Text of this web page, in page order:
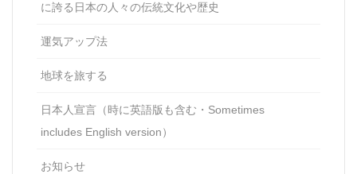
に誇る日本の人々の伝統文化や歴史
運気アップ法
地球を旅する
日本人宣言（時に英語版も含む・Sometimes
includes English version）
お知らせ